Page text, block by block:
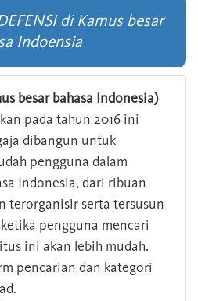
di Kamus besar
Indoensia
besar bahasa Indonesia)
pada tahun 2016 ini
dibangun untuk
pengguna dalam
Indonesia, dari ribuan
terorganisir serta tersusun
pengguna mencari
ini akan lebih mudah.
pencarian dan kategori